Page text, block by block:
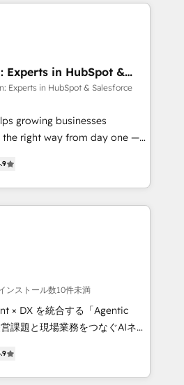
optimise HubSpot so it
and
partner with SMEs across the
turn HubSpot into the growth
Experts in HubSpot &
Experts in HubSpot & Salesforce
growing businesses
right way from day one —
HubSpot and Salesforce, we
in CRM implementation,
migration across modern
execution with real
Many of our consultants have
giving us a practical
owners and operators need
and processes evolve. Since
healthcare, software,
financial services and
ンストール数10件未満
× DX を統合する「Agentic
します。 💡 100inc は何
を共通基盤に、AIエージェン